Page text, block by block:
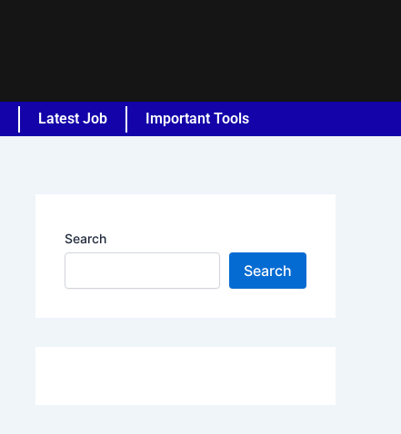
Latest Job Important Tools
Search
Search